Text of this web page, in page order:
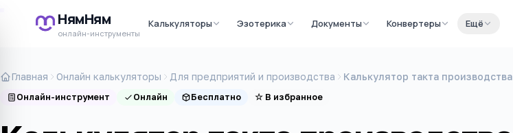
НямНям
онлайн-инструменты
Калькуляторы Эзотерика Документы Конвертеры Ещё
Главная Онлайн калькуляторы Для предприятий и производства Калькулятор такта производства
Онлайн-инструмент Онлайн Бесплатно ☆ В избранное